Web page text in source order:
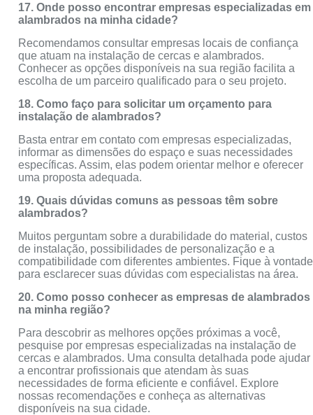
17. Onde posso encontrar empresas especializadas em
alambrados na minha cidade?
Recomendamos consultar empresas locais de confiança
que atuam na instalação de cercas e alambrados.
Conhecer as opções disponíveis na sua região facilita a
escolha de um parceiro qualificado para o seu projeto.
18. Como faço para solicitar um orçamento para
instalação de alambrados?
Basta entrar em contato com empresas especializadas,
informar as dimensões do espaço e suas necessidades
específicas. Assim, elas podem orientar melhor e oferecer
uma proposta adequada.
19. Quais dúvidas comuns as pessoas têm sobre
alambrados?
Muitos perguntam sobre a durabilidade do material, custos
de instalação, possibilidades de personalização e a
compatibilidade com diferentes ambientes. Fique à vontade
para esclarecer suas dúvidas com especialistas na área.
20. Como posso conhecer as empresas de alambrados
na minha região?
Para descobrir as melhores opções próximas a você,
pesquise por empresas especializadas na instalação de
cercas e alambrados. Uma consulta detalhada pode ajudar
a encontrar profissionais que atendam às suas
necessidades de forma eficiente e confiável. Explore
nossas recomendações e conheça as alternativas
disponíveis na sua cidade.